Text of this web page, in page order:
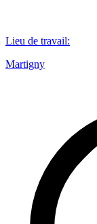
Lieu de travail:
Martigny